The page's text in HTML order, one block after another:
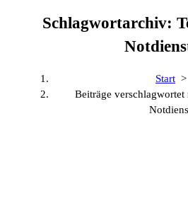
Schlagwortarchiv:
Start >
Beiträge